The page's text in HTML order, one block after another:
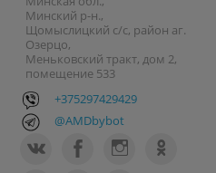
Минский р-н.,
Щомыслицкий с/с, район аг.
Озерцо,
Меньковский тракт, дом 2,
помещение 533
+375297429429
@AMDbybot